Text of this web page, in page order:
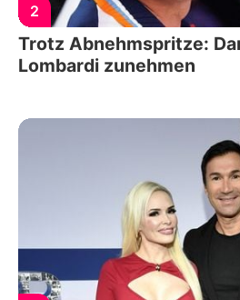
2
Trotz Abnehmspritze:
Lombardi zunehmen